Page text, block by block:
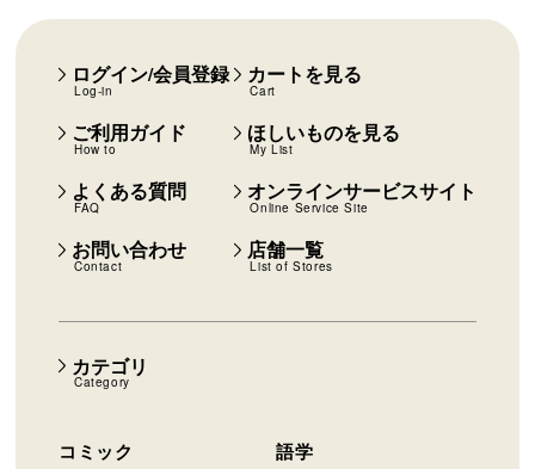
カテゴリ
Category
コミック
語学
ログイン/会員登録
Log-in
カートを見る
Cart
ご利用ガイド
How to
ほしいものを見る
My List
よくある質問
FAQ
オンラインサービスサイト
Online Service Site
お問い合わせ
Contact
店舗一覧
List of Stores